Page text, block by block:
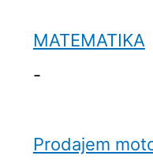
MATEMATIKA
-
Prodajem